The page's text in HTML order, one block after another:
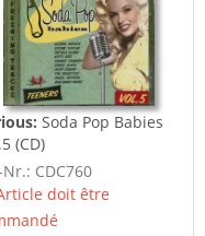
Soda Pop Babies
(CD)
CDC760
doit être